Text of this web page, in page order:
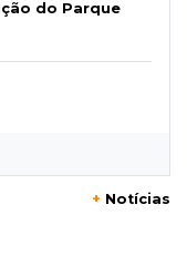
do Parque
proteção
+ Notícias